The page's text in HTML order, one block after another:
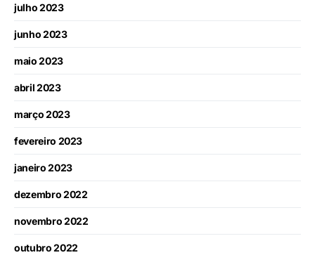
julho 2023
junho 2023
maio 2023
abril 2023
março 2023
fevereiro 2023
janeiro 2023
dezembro 2022
novembro 2022
outubro 2022